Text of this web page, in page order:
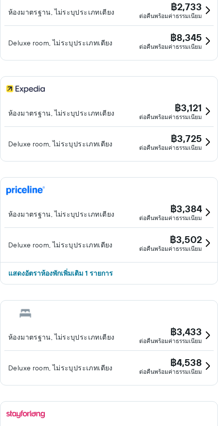
ห้องมาตรฐาน, ไม่ระบุประเภทเตียง ฿2,733
ต่อคืนพร้อมค่าธรรมเนียม
Deluxe room, ไม่ระบุประเภทเตียง ฿8,345
ต่อคืนพร้อมค่าธรรมเนียม
ห้องมาตรฐาน, ไม่ระบุประเภทเตียง ฿3,121
ต่อคืนพร้อมค่าธรรมเนียม
Deluxe room, ไม่ระบุประเภทเตียง ฿3,725
ต่อคืนพร้อมค่าธรรมเนียม
ห้องมาตรฐาน, ไม่ระบุประเภทเตียง ฿3,384
ต่อคืนพร้อมค่าธรรมเนียม
Deluxe room, ไม่ระบุประเภทเตียง ฿3,502
ต่อคืนพร้อมค่าธรรมเนียม
แสดงอัตราห้องพักเพิ่มเติม 1 รายการ
ห้องมาตรฐาน, ไม่ระบุประเภทเตียง ฿3,433
ต่อคืนพร้อมค่าธรรมเนียม
Deluxe room, ไม่ระบุประเภทเตียง ฿4,538
ต่อคืนพร้อมค่าธรรมเนียม